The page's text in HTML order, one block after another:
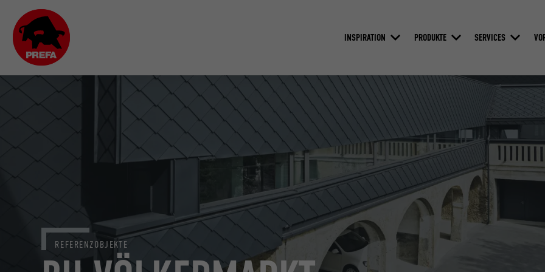
INSPIRATION PRODUKTE SERVICES
REFERENZOBJEKTE